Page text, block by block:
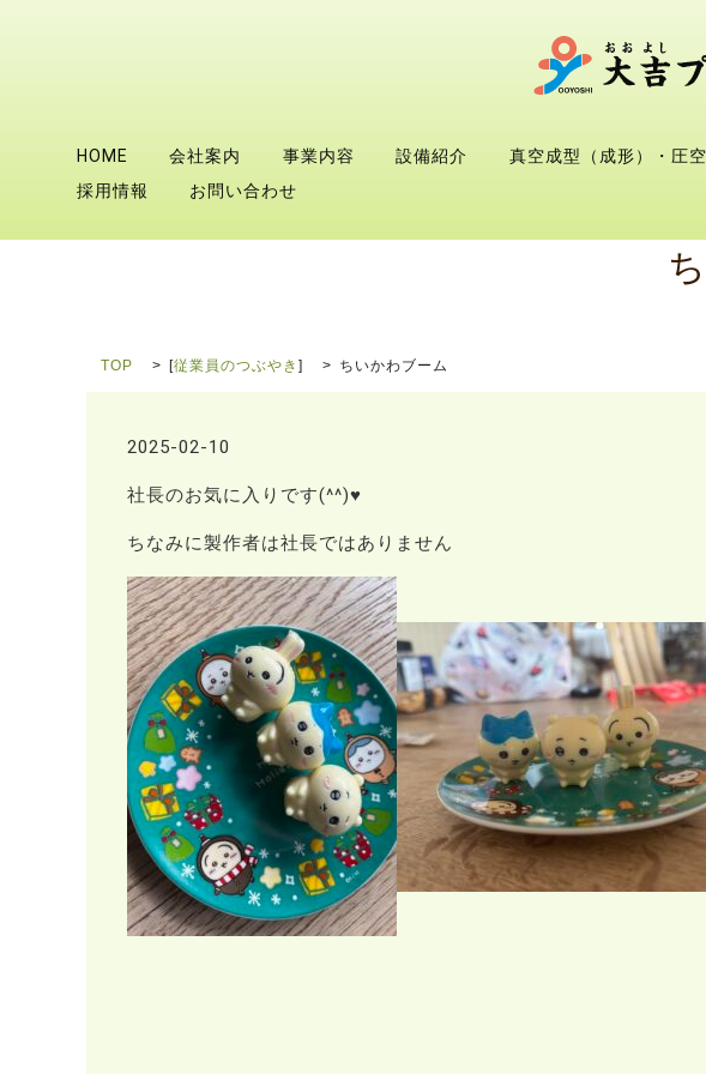
HOME 会社案内 事業内容 設備紹介 真空成型（成形）・圧
採用情報
お問い合わせ
TOP [従業員のつぶやき ] ちいかわブーム
2025-02-10
社長のお気に入りです(^^)♥
ちなみに製作者は社長ではありません